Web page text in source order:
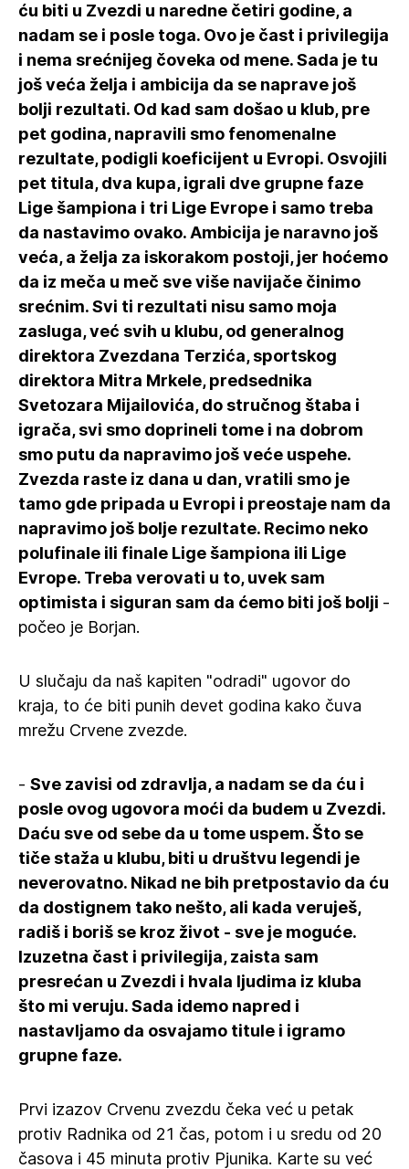
ću biti u Zvezdi u naredne četiri godine, a
nadam se i posle toga. Ovo je čast i privilegija
i nema srećnijeg čoveka od mene. Sada je tu
još veća želja i ambicija da se naprave još
bolji rezultati. Od kad sam došao u klub, pre
pet godina, napravili smo fenomenalne
rezultate, podigli koeficijent u Evropi. Osvojili
pet titula, dva kupa, igrali dve grupne faze
Lige šampiona i tri Lige Evrope i samo treba
da nastavimo ovako. Ambicija je naravno još
veća, a želja za iskorakom postoji, jer hoćemo
da iz meča u meč sve više navijače činimo
srećnim. Svi ti rezultati nisu samo moja
zasluga, već svih u klubu, od generalnog
direktora Zvezdana Terzića, sportskog
direktora Mitra Mrkele, predsednika
Svetozara Mijailovića, do stručnog štaba i
igrača, svi smo doprineli tome i na dobrom
smo putu da napravimo još veće uspehe.
Zvezda raste iz dana u dan, vratili smo je
tamo gde pripada u Evropi i preostaje nam da
napravimo još bolje rezultate. Recimo neko
polufinale ili finale Lige šampiona ili Lige
Evrope. Treba verovati u to, uvek sam
optimista i siguran sam da ćemo biti još bolji -
počeo je Borjan.
U slučaju da naš kapiten "odradi" ugovor do
kraja, to će biti punih devet godina kako čuva
mrežu Crvene zvezde.
- Sve zavisi od zdravlja, a nadam se da ću i
posle ovog ugovora moći da budem u Zvezdi.
Daću sve od sebe da u tome uspem. Što se
tiče staža u klubu, biti u društvu legendi je
neverovatno. Nikad ne bih pretpostavio da ću
da dostignem tako nešto, ali kada veruješ,
radiš i boriš se kroz život - sve je moguće.
Izuzetna čast i privilegija, zaista sam
presrećan u Zvezdi i hvala ljudima iz kluba
što mi veruju. Sada idemo napred i
nastavljamo da osvajamo titule i igramo
grupne faze.
Prvi izazov Crvenu zvezdu čeka već u petak
protiv Radnika od 21 čas, potom i u sredu od 20
časova i 45 minuta protiv Pjunika. Karte su već